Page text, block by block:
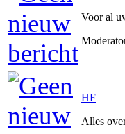
Voor al
HF
Alles